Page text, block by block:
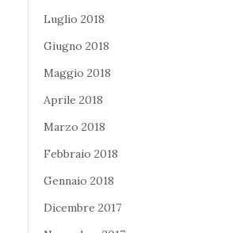
Luglio 2018
Giugno 2018
Maggio 2018
Aprile 2018
Marzo 2018
Febbraio 2018
Gennaio 2018
Dicembre 2017